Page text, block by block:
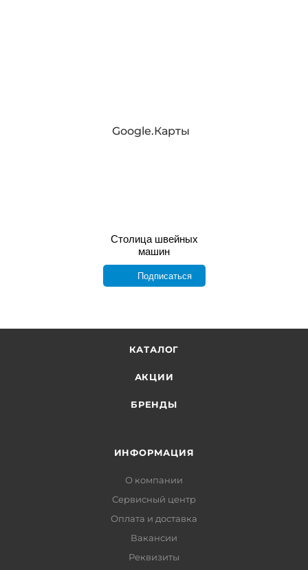
Google.Карты
Столица швейных
машин
Подписаться
КАТАЛОГ
АКЦИИ
БРЕНДЫ
ИНФОРМАЦИЯ
О компании
Сервисный центр
Оплата и доставка
Вакансии
Реквизиты